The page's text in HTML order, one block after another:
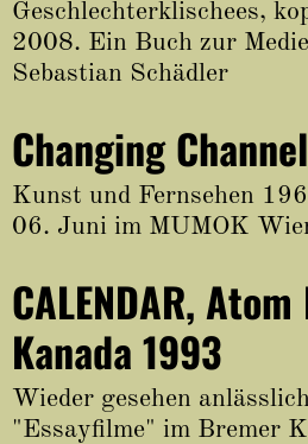
Geschlechterklischees,
2008. Ein Buch zur
Sebastian Schädler
Changing
Kunst und Fernsehen
06. Juni im MUMOK
CALENDAR, Atom
Kanada 1993
Wieder gesehen
"Essayfilme" im Bremer